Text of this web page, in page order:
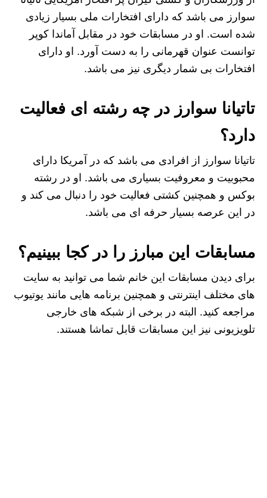
سوارز می باشد که دارای افتخارات ملی بسیار زیادی
شده است. او در مسابقات خود در مقابل آماندا کوپر
توانست عنوان قهرمانی را به دست آورد. او دارای
افتخارات بی شمار دیگری نیز می باشد.
تاتیانا سوارز در چه رشته ای فعالیت
دارد؟
تاتیانا سوارز از افرادی می باشد که در آمریکا دارای
محبوبیت و معروفیت بسیاری می باشد. او در رشته
بوکس و همچنین کشتی فعالیت خود را دنبال می کند و
در این عرصه بسیار حرفه ای می باشد.
مسابقات این مبارز را در کجا ببینیم؟
برای دیدن مسابقات این خانم شما می توانید به سایت
های مختلف اینترنتی و همچنین برنامه هایی مانند یوتیوب
مراجعه کنید. البته در برخی از شبکه های خارجی
تلویزیونی نیز این مسابقات قابل تماشا هستند.